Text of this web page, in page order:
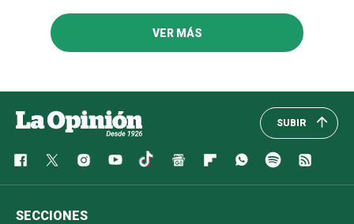
VER MÁS
SUBIR
SECCIONES